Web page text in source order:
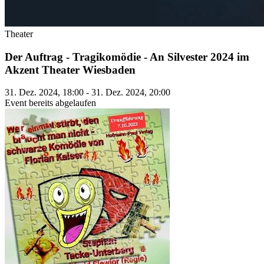
Theater
Der Auftrag - Tragikomödie - An Silvester 2024 im
Akzent Theater Wiesbaden
31. Dez. 2024, 18:00 - 31. Dez. 2024, 20:00
Event bereits abgelaufen